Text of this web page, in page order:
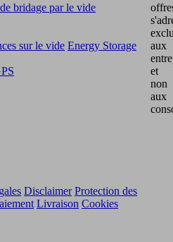
bridage par le vide
sur le vide Energy Storage
aux
et
non
aux
Disclaimer Protection des
Livraison Cookies